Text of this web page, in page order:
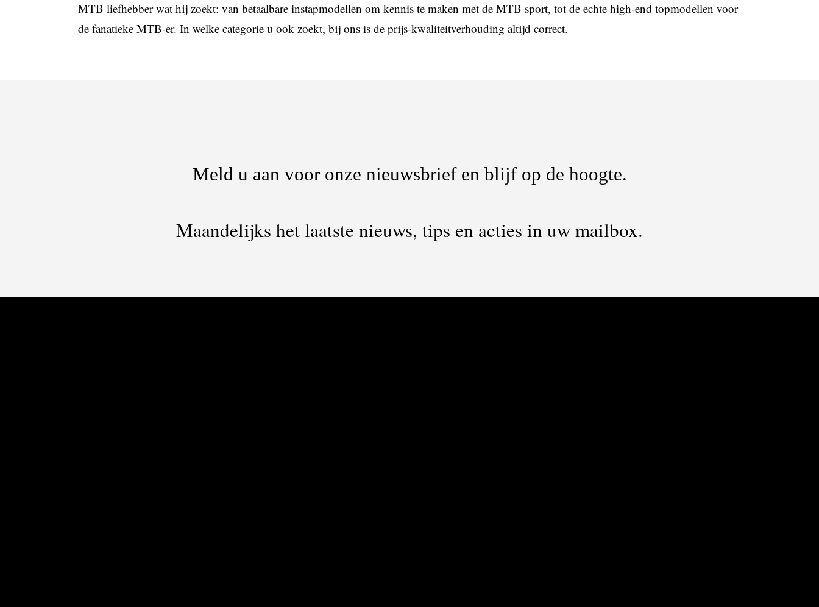
MTB liefhebber wat hij zoekt: van betaalbare instapmodellen om kennis te maken met de MTB sport, tot de echte high-end topmodellen voor
de fanatieke MTB-er. In welke categorie u ook zoekt, bij ons is de prijs-kwaliteitverhouding altijd correct.
Meld u aan voor onze nieuwsbrief en blijf op de hoogte.
Maandelijks het laatste nieuws, tips en acties in uw mailbox.